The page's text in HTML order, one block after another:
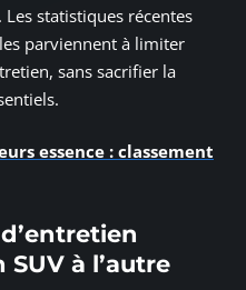
statistiques récentes
parviennent à limiter
sans sacrifier la
essence : classement
à l’autre